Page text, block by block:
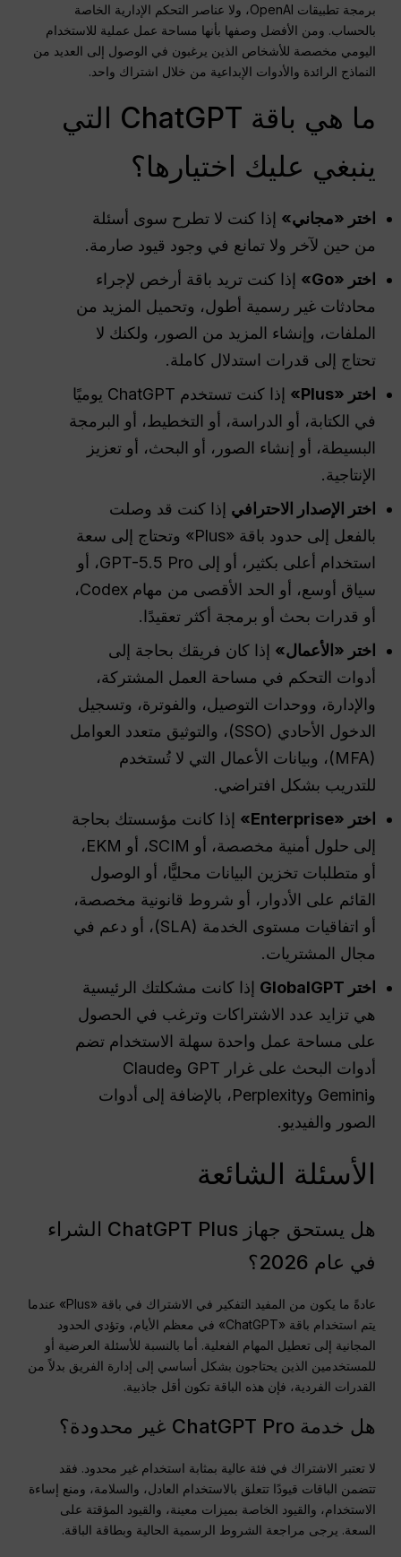
برمجة تطبيقات OpenAI، ولا عناصر التحكم الإدارية الخاصة
بالحساب. ومن الأفضل وصفها بأنها مساحة عمل عملية للاستخدام
اليومي مخصصة للأشخاص الذين يرغبون في الوصول إلى العديد من
النماذج الرائدة والأدوات الإبداعية من خلال اشتراك واحد.
ما هي باقة ChatGPT التي
ينبغي عليك اختيارها؟
اختر «مجاني» إذا كنت لا تطرح سوى أسئلة
من حين لآخر ولا تمانع في وجود قيود صارمة.
اختر «Go»
إذا كنت تريد باقة أرخص لإجراء
محادثات غير رسمية أطول، وتحميل المزيد من
الملفات، وإنشاء المزيد من الصور، ولكنك لا
تحتاج إلى قدرات استدلال كاملة.
اختر «Plus»
إذا كنت تستخدم ChatGPT يوميًا
في الكتابة، أو الدراسة، أو التخطيط، أو البرمجة
البسيطة، أو إنشاء الصور، أو البحث، أو تعزيز
الإنتاجية.
اختر الإصدار الاحترافي إذا كنت قد وصلت
بالفعل إلى حدود باقة «Plus» وتحتاج إلى سعة
استخدام أعلى بكثير، أو إلى GPT-5.5 Pro، أو
سياق أوسع، أو الحد الأقصى من مهام Codex،
أو قدرات بحث أو برمجة أكثر تعقيدًا.
اختر «الأعمال» إذا كان فريقك بحاجة إلى
أدوات التحكم في مساحة العمل المشتركة،
والإدارة، ووحدات التوصيل، والفوترة، وتسجيل
الدخول الأحادي (SSO)، والتوثيق متعدد العوامل
(MFA)، وبيانات الأعمال التي لا تُستخدم
للتدريب بشكل افتراضي.
اختر «Enterprise»
إذا كانت مؤسستك بحاجة
إلى حلول أمنية مخصصة، أو SCIM، أو EKM،
أو متطلبات تخزين البيانات محليًّا، أو الوصول
القائم على الأدوار، أو شروط قانونية مخصصة،
أو اتفاقيات مستوى الخدمة (SLA)، أو دعم في
مجال المشتريات.
اختر GlobalGPT
إذا كانت مشكلتك الرئيسية
هي تزايد عدد الاشتراكات وترغب في الحصول
على مساحة عمل واحدة سهلة الاستخدام تضم
أدوات البحث على غرار GPT وClaude
وGemini وPerplexity، بالإضافة إلى أدوات
الصور والفيديو.
الأسئلة الشائعة
هل يستحق جهاز ChatGPT Plus الشراء
في عام 2026؟
عادةً ما يكون من المفيد التفكير في الاشتراك في باقة «Plus» عندما
يتم استخدام باقة «ChatGPT» في معظم الأيام، وتؤدي الحدود
المجانية إلى تعطيل المهام الفعلية. أما بالنسبة للأسئلة العرضية أو
للمستخدمين الذين يحتاجون بشكل أساسي إلى إدارة الفريق بدلاً من
القدرات الفردية، فإن هذه الباقة تكون أقل جاذبية.
هل خدمة ChatGPT Pro غير محدودة؟
لا تعتبر الاشتراك في فئة عالية بمثابة استخدام غير محدود. فقد
تتضمن الباقات قيودًا تتعلق بالاستخدام العادل، والسلامة، ومنع إساءة
الاستخدام، والقيود الخاصة بميزات معينة، والقيود المؤقتة على
السعة. يرجى مراجعة الشروط الرسمية الحالية وبطاقة الباقة.